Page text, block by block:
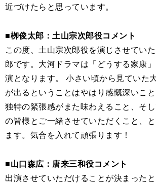
近づけたらと思っています。
■栁俊太郎：土山宗次郎役コメント
この度、土山宗次郎役を演じさせてい
郎です。大河ドラマは「どうする家康
演となります。 小さい頃から見ていた
が出るということはやはり感慨深いこ
独特の緊張感がまた味わえること、そ
の皆様とご一緒させていただくこと、
ます。気合を入れて頑張ります！
■山口森広：唐来三和役コメント
出演させていただけることが決まった